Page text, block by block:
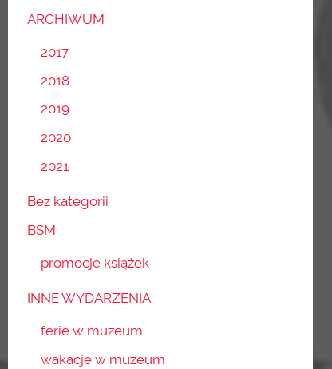
ARCHIWUM
2017
2018
2019
2020
2021
Bez kategorii
BSM
promocje książek
INNE WYDARZENIA
ferie w muzeum
wakacje w muzeum